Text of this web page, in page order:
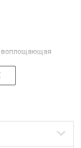
воплощающая
своими
широкий
и высокого